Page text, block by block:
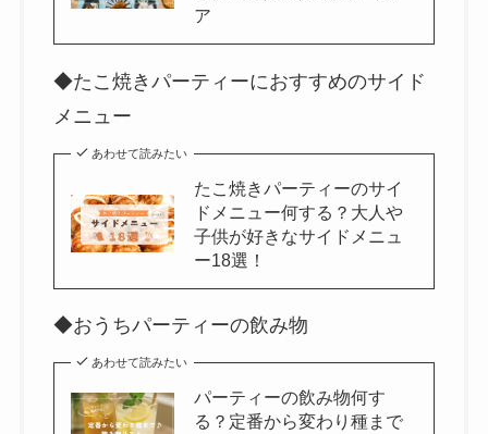
ア
◆たこ焼きパーティーにおすすめのサイド
メニュー
あわせて読みたい
たこ焼きパーティーのサイ
ドメニュー何する？大人や
子供が好きなサイドメニュ
ー18選！
◆おうちパーティーの飲み物
あわせて読みたい
パーティーの飲み物何す
る？定番から変わり種まで